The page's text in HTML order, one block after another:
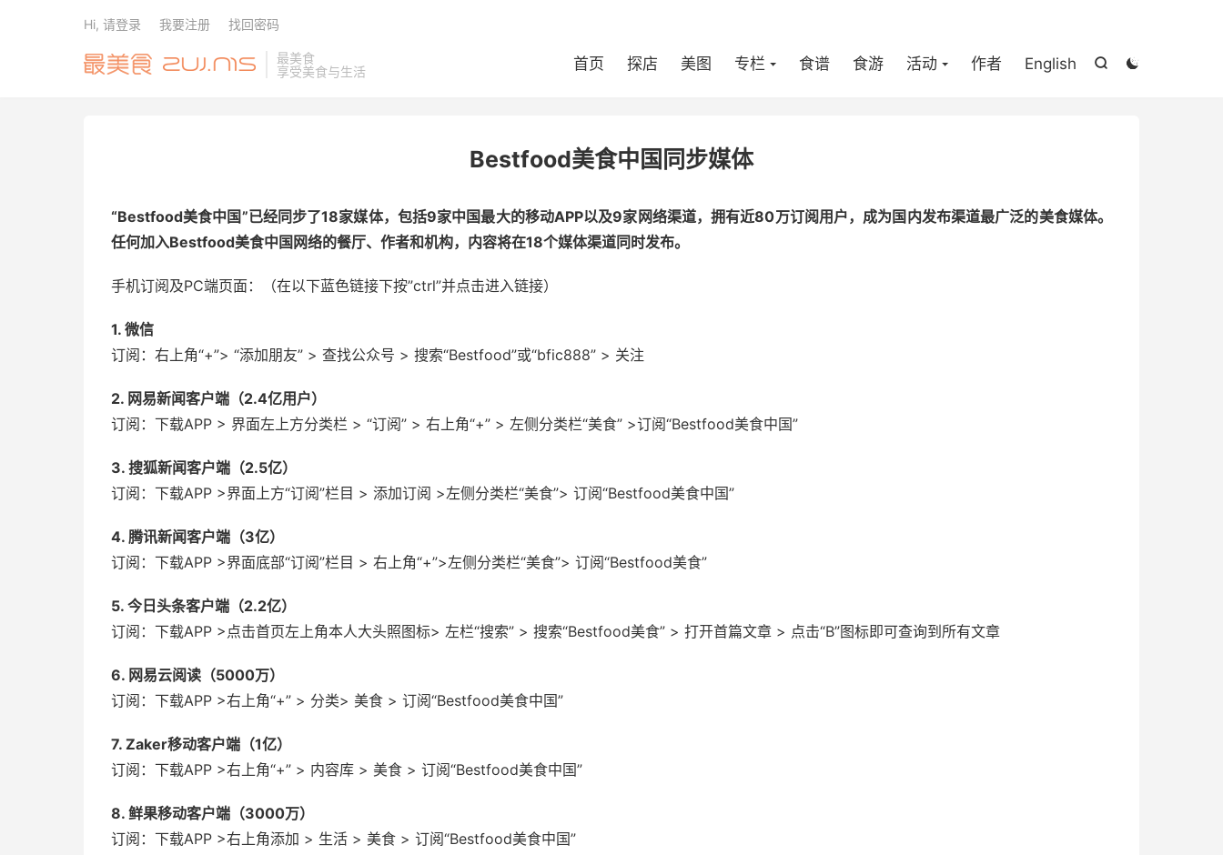
最美食
享受美食与生活


首页 探店 美图 专栏 食谱 食游 活动 作者 English
Hi, 请登录 我要注册 找回密码
Bestfood美食中国同步媒体
“Bestfood美食中国”已经同步了18家媒体，包括9家中国最大的移动APP以及9家网络渠道，拥有近80万订阅用户，成为国内发布渠道最广泛的美食媒体。
任何加入Bestfood美食中国网络的餐厅、作者和机构，内容将在18个媒体渠道同时发布。
手机订阅及PC端页面：（在以下蓝色链接下按”ctrl”并点击进入链接）
1. 微信
订阅：右上角“+”> “添加朋友” > 查找公众号 > 搜索“Bestfood”或“bfic888” > 关注
2. 网易新闻客户端（2.4亿用户）
订阅：下载APP > 界面左上方分类栏 > “订阅” > 右上角“+” > 左侧分类栏“美食” >订阅“Bestfood美食中国”
3. 搜狐新闻客户端（2.5亿）
订阅：下载APP >界面上方“订阅”栏目 > 添加订阅 >左侧分类栏“美食”> 订阅“Bestfood美食中国”
4. 腾讯新闻客户端（3亿）
订阅：下载APP >界面底部“订阅”栏目 > 右上角“+”>左侧分类栏“美食”> 订阅“Bestfood美食”
5. 今日头条客户端（2.2亿）
订阅：下载APP >点击首页左上角本人大头照图标> 左栏“搜索” > 搜索“Bestfood美食” > 打开首篇文章 > 点击“B”图标即可查询到所有文章
6. 网易云阅读（5000万）
订阅：下载APP >右上角“+” > 分类> 美食 > 订阅“Bestfood美食中国”
7. Zaker移动客户端（1亿）
订阅：下载APP >右上角“+” > 内容库 > 美食 > 订阅“Bestfood美食中国”
8. 鲜果移动客户端（3000万）
订阅：下载APP >右上角添加 > 生活 > 美食 > 订阅“Bestfood美食中国”